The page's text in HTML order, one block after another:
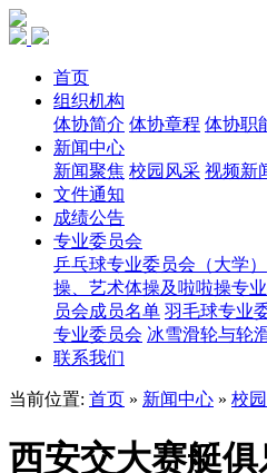
首页
组织机构
体协简介 体协章程 体协职
新闻中心
新闻聚焦 校园风采 视频新
文件通知
成绩公告
专业委员会
乒乓球专业委员会（大学）
操、艺术体操及啦啦操专
员会成员名单 羽毛球专业
专业委员会 冰雪滑轮与轮
联系我们
当前位置: 首页 » 新闻中心 » 校
西安交大赛艇